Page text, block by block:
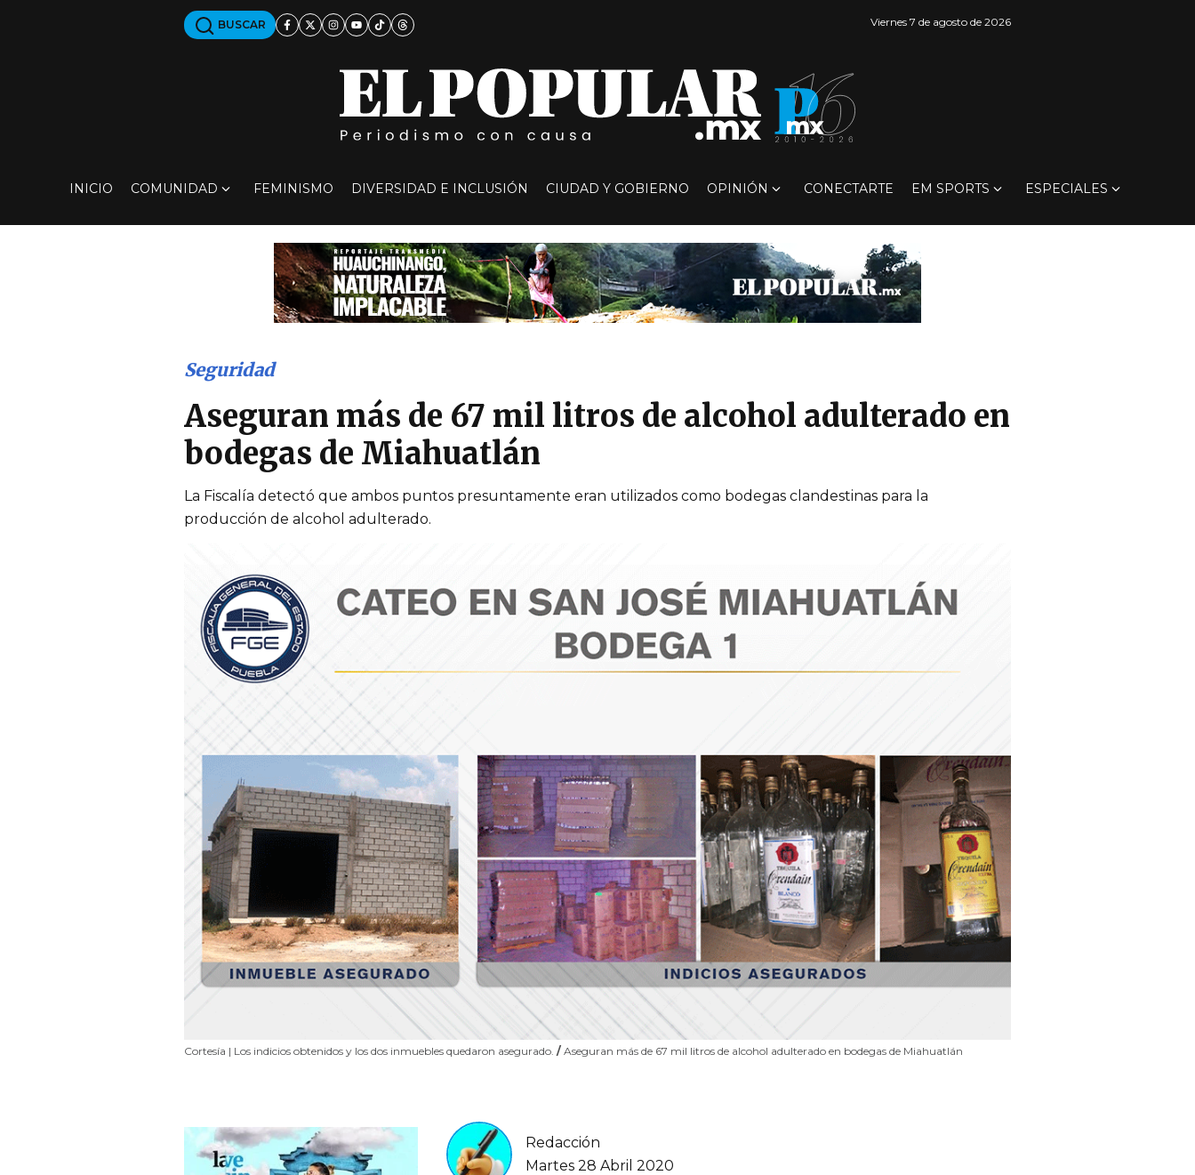
BUSCAR Viernes 7 de agosto de 2026
INICIO COMUNIDAD FEMINISMO DIVERSIDAD E INCLUSIÓN CIUDAD Y GOBIERNO OPINIÓN CONECTARTE EM SPORTS ESPECIALES
Cortesía | Los indicios obtenidos y los dos inmuebles quedaron asegurado. / Aseguran más de 67 mil litros de alcohol adulterado en bodegas de Miahuatlán
Seguridad
Aseguran más de 67 mil litros de alcohol adulterado en
bodegas de Miahuatlán
La Fiscalía detectó que ambos puntos presuntamente eran utilizados como bodegas clandestinas para la
producción de alcohol adulterado.
Redacción
Martes 28 Abril 2020